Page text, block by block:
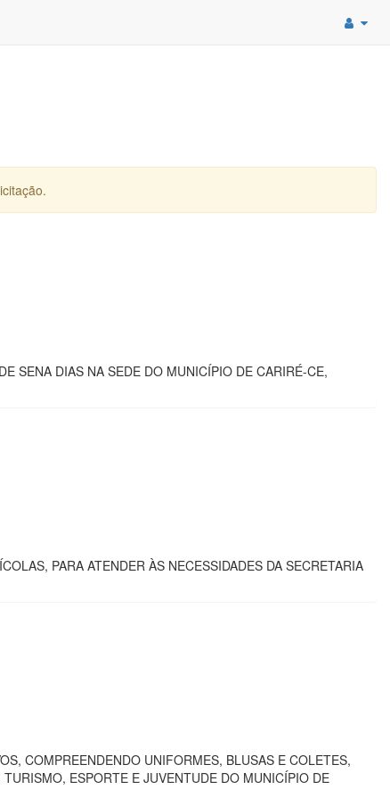
SENA DIAS NA SEDE DO MUNICÍPIO DE CARIRÉ-CE,
PARA ATENDER ÀS NECESSIDADES DA SECRETARIA
COMPREENDENDO UNIFORMES, BLUSAS E COLETES,
ESPORTE E JUVENTUDE DO MUNICÍPIO DE